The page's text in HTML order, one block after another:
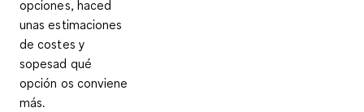
opciones, haced
unas estimaciones
de costes y
sopesad qué
opción os conviene
más.